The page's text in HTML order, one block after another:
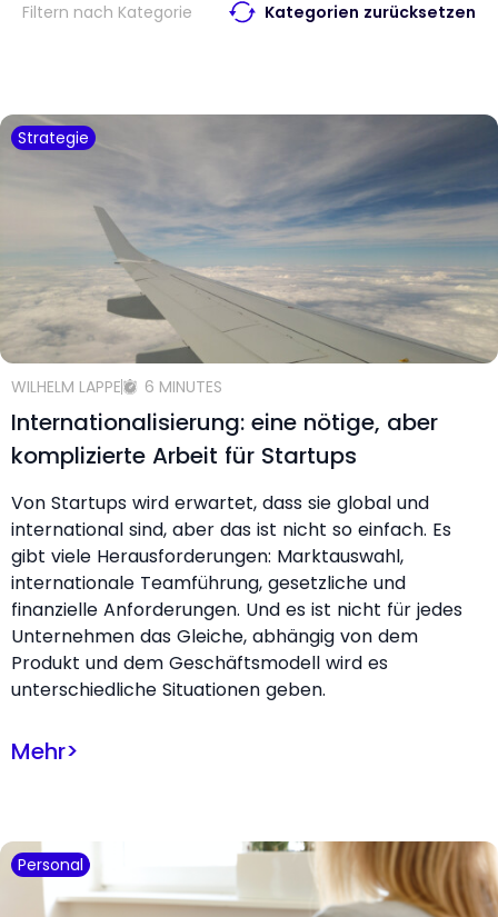
Filtern nach Kategorie Kategorien zurücksetzen
Strategie
WILHELM LAPPE 6 MINUTES
Internationalisierung: eine nötige, aber
komplizierte Arbeit für Startups
Von Startups wird erwartet, dass sie global und
international sind, aber das ist nicht so einfach. Es
gibt viele Herausforderungen: Marktauswahl,
internationale Teamführung, gesetzliche und
finanzielle Anforderungen. Und es ist nicht für jedes
Unternehmen das Gleiche, abhängig von dem
Produkt und dem Geschäftsmodell wird es
unterschiedliche Situationen geben.
Mehr>
Personal